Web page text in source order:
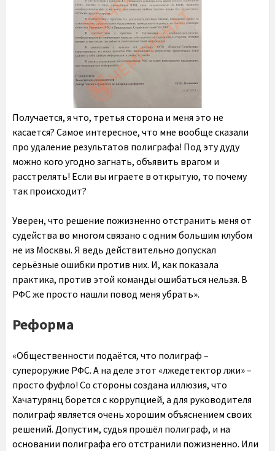
Получается, я что, третья сторона и меня это не
касается? Самое интересное, что мне вообще сказали
про удаление результатов полиграфа! Под эту дуду
можно кого угодно загнать, объявить врагом и
расстрелять! Если вы играете в открытую, то почему
так происходит?
Уверен, что решение пожизненно отстранить меня от
судейства во многом связано с одним большим клубом
не из Москвы. Я ведь действительно допускал
серьёзные ошибки против них. И, как показала
практика, против этой команды ошибаться нельзя. В
РФС же просто нашли повод меня убрать».
Реформа
«Общественности подаётся, что полиграф –
супероружие РФС. А на деле этот «лжедетектор лжи» –
просто фуфло! Со стороны создана иллюзия, что
Хачатурянц борется с коррупцией, а для руководителя
полиграф является очень хорошим объяснением своих
решений. Допустим, судья прошёл полиграф, и на
основании полиграфа его отстранили пожизненно. Или